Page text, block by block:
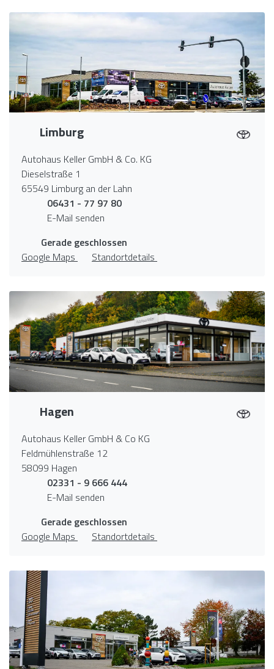
Limburg
Autohaus Keller GmbH & Co. KG
Dieselstraße 1
65549 Limburg an der Lahn
06431 - 77 97 80
E-Mail senden
Gerade geschlossen
Google Maps
Standortdetails
Hagen
Autohaus Keller GmbH & Co KG
Feldmühlenstraße 12
58099 Hagen
02331 - 9 666 444
E-Mail senden
Gerade geschlossen
Google Maps
Standortdetails